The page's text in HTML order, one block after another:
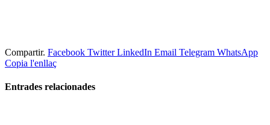
Compartir. Facebook Twitter LinkedIn Email Telegram WhatsApp
Copia l'enllaç
Entrades relacionades